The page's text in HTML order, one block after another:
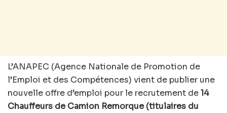
L’ANAPEC (Agence Nationale de Promotion de
l’Emploi et des Compétences) vient de publier une
nouvelle offre d’emploi pour le recrutement de14
Chauffeurs de Camion Remorque (titulaires du